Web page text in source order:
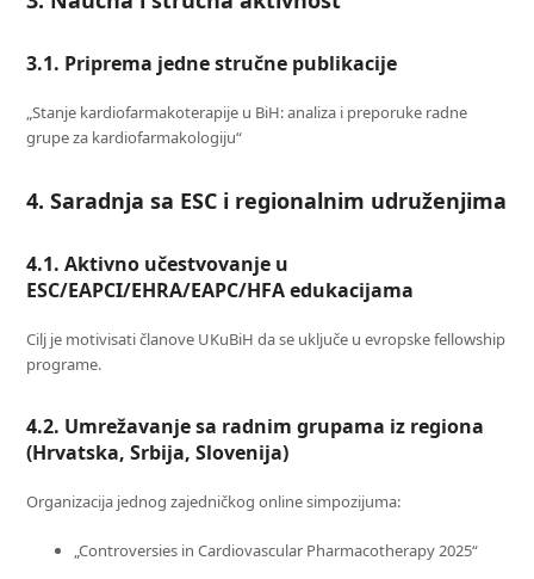
3.1. Priprema jedne stručne publikacije
„Stanje kardiofarmakoterapije u BiH: analiza i preporuke radne
grupe za kardiofarmakologiju“
4. Saradnja sa ESC i regionalnim udruženjima
4.1. Aktivno učestvovanje u
ESC/EAPCI/EHRA/EAPC/HFA edukacijama
Cilj je motivisati članove UKuBiH da se uključe u evropske fellowship
programe.
4.2. Umrežavanje sa radnim grupama iz regiona
(Hrvatska, Srbija, Slovenija)
Organizacija jednog zajedničkog online simpozijuma:
„Controversies in Cardiovascular Pharmacotherapy 2025“